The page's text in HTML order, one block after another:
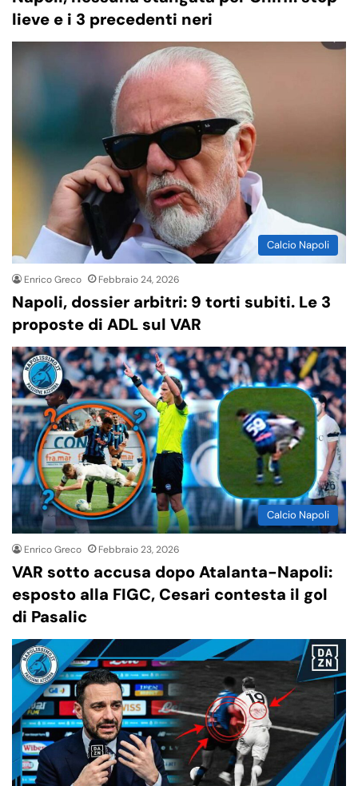
lieve e i 3 precedenti neri
Calcio Napoli
Enrico Greco Febbraio 24, 2026
Napoli, dossier arbitri: 9 torti subiti. Le 3
proposte di ADL sul VAR
Calcio Napoli
Enrico Greco Febbraio 23, 2026
VAR sotto accusa dopo Atalanta-Napoli:
esposto alla FIGC, Cesari contesta il gol
di Pasalic